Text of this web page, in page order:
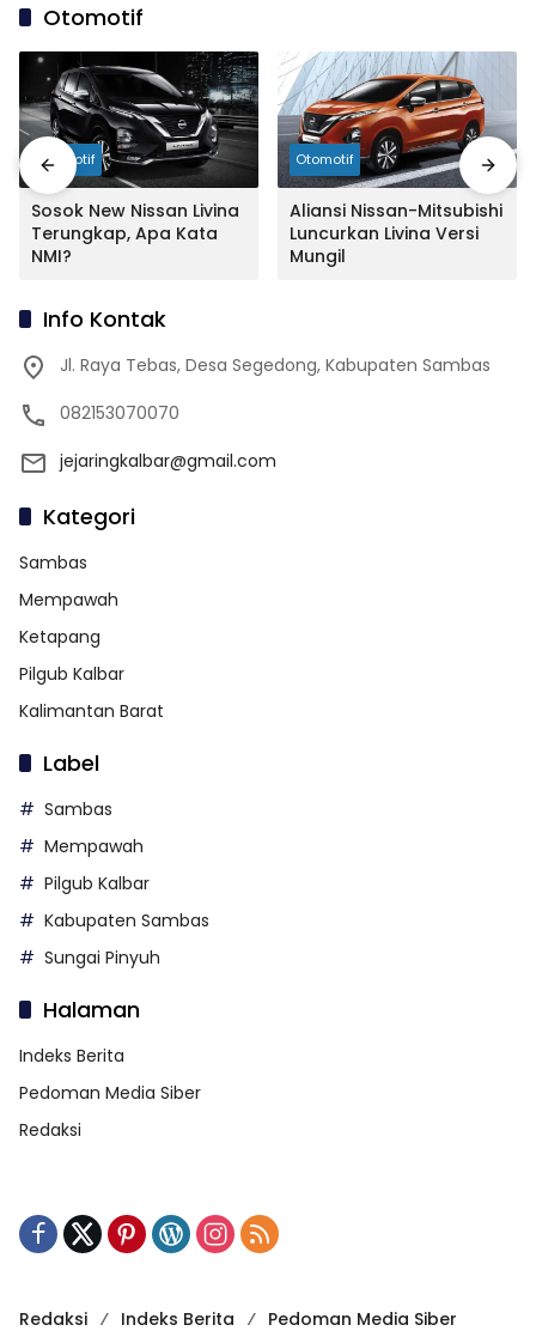
Otomotif
Otomotif
Sosok New Nissan Livina
Terungkap, Apa Kata
NMI?
Otomotif
Aliansi Nissan-Mitsubishi
Luncurkan Livina Versi
Mungil
Info Kontak
Jl. Raya Tebas, Desa Segedong, Kabupaten Sambas
082153070070
jejaringkalbar@gmail.com
Kategori
Sambas
Mempawah
Ketapang
Pilgub Kalbar
Kalimantan Barat
Label
Sambas
Mempawah
Pilgub Kalbar
Kabupaten Sambas
Sungai Pinyuh
Halaman
Indeks Berita
Pedoman Media Siber
Redaksi
Redaksi Indeks Berita Pedoman Media Siber